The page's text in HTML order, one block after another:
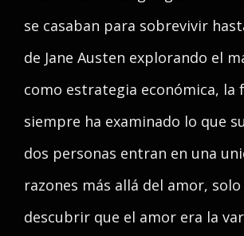
se casaban para sobrevivir
de Jane Austen explorando el
como estrategia económica, la
siempre ha examinado lo que
dos personas entran en una
razones más allá del amor,
descubrir que el amor era la